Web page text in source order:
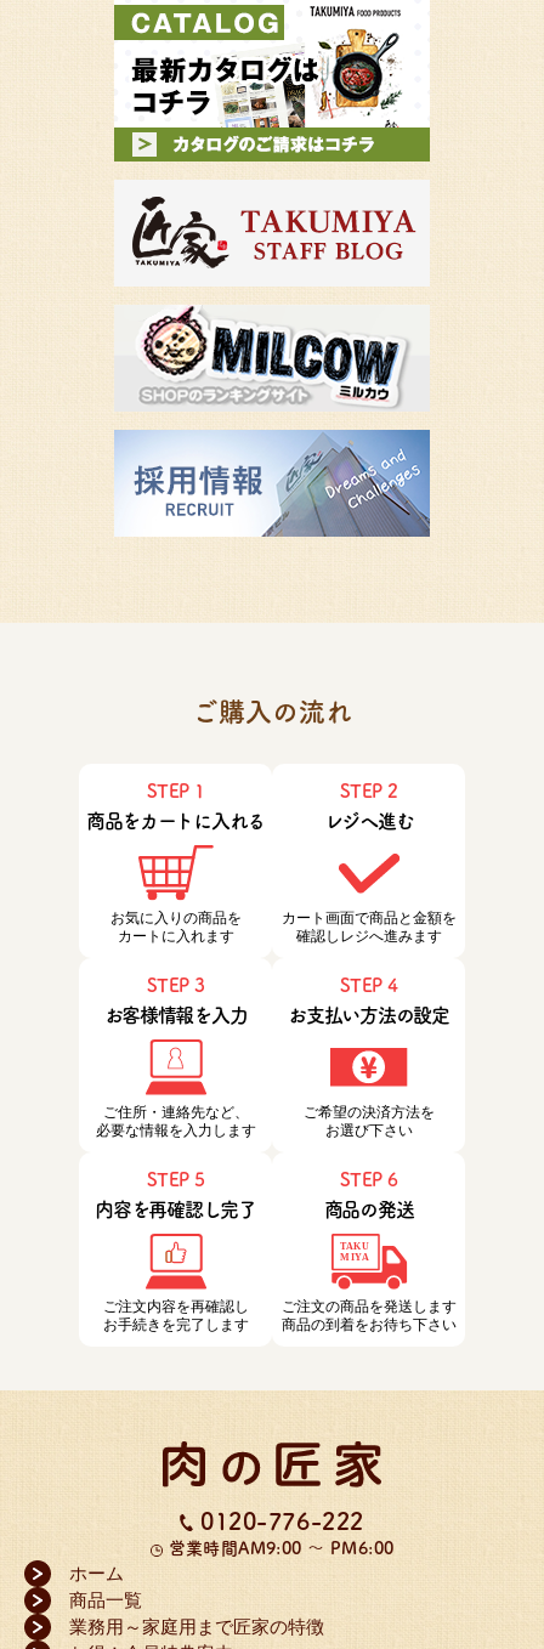
ご購入の流れ
STEP 1
商品をカートに入れる
お気に入りの商品を
カートに入れます
STEP 2
レジへ進む
カート画面で商品と金額を
確認しレジへ進みます
STEP 3
お客様情報を入力
ご住所・連絡先など、
必要な情報を入力します
STEP 4
お支払い方法の設定
ご希望の決済方法を
お選び下さい
STEP 5
内容を再確認し完了
ご注文内容を再確認し
お手続きを完了します
STEP 6
商品の発送
ご注文の商品を発送します
商品の到着をお待ち下さい
0120-776-222
営業時間AM9:00 ～ PM6:00
ホーム
商品一覧
業務用～家庭用まで匠家の特徴